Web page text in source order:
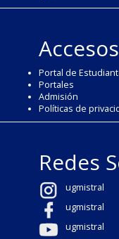
Accesos
Portal de
Portales
Admisión
Políticas de
Redes
ugmistral
ugmistral
ugmistral